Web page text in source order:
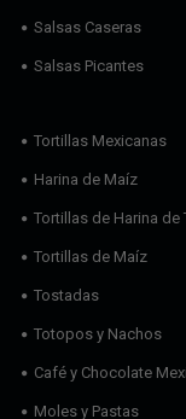
Salsas Caseras
Salsas Picantes
Tortillas Mexicanas
Harina de Maíz
Tortillas de Harina de
Tortillas de Maíz
Tostadas
Totopos y Nachos
Café y Chocolate
Moles y Pastas